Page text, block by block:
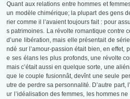
Quant aux relations entre hommes et
un modèle chimérique; la plupart des gens
rier comme il l’avaient toujours fait : pour
s patrimoines. La révolte romantique contre
d’une libération, mais elle présentait de
ndé sur l’amour-passion était bien, en effet,
e ses élans les plus profonds, une révolte
mais c’était aussi en quelque sorte, une
que le couple fusionnât, devînt une seule
utre de perdre sa personnalité. D’autre part,
ur l’idéalisation des femmes, les hommes